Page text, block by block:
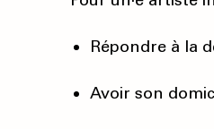
Répondre à la
Avoir son